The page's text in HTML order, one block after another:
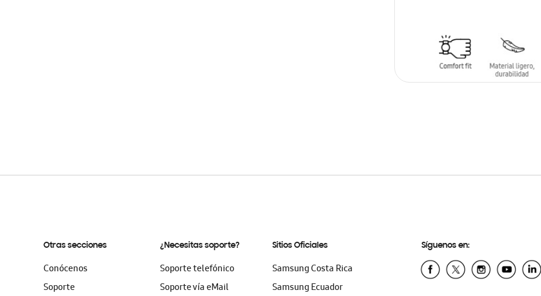
Otras secciones
Conócenos
Soporte
¿Necesitas soporte?
Soporte telefónico
Soporte vía eMail
Sitios Oficiales
Samsung Costa Rica
Samsung Ecuador
Síguenos en: